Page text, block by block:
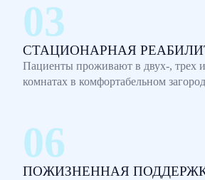
СТАЦИОНАРНАЯ
Пациенты проживают в двух-, трех
комнатах в комфортабельном
ПОЖИЗНЕННАЯ